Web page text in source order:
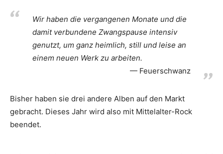
Wir haben die vergangenen Monate und die
damit verbundene Zwangspause intensiv
genutzt, um ganz heimlich, still und leise an
einem neuen Werk zu arbeiten.
Feuerschwanz
Bisher haben sie drei andere Alben auf den Markt
gebracht. Dieses Jahr wird also mit Mittelalter-Rock
beendet.